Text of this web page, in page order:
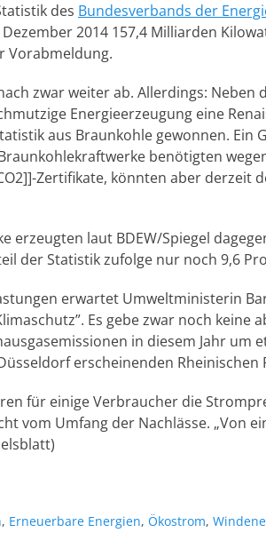
des Bundesverbands der
2014 157,4 Milliarden
Vorabmeldung.
zwar weiter ab. Allerdings: Neben
Energieerzeugung eine
aus Braunkohle gewonnen. Ein
benötigten
Zertifikate, könnten aber derzeit
erzeugten laut BDEW/Spiegel
der Statistik zufolge nur noch 9,6
erwartet Umweltministerin
Es gebe zwar noch keine
in diesem Jahr um
erscheinenden Rheinischen
für einige Verbraucher die
vom Umfang der Nachlässe. „Von
, Erneuerbare Energien, Ökostrom,